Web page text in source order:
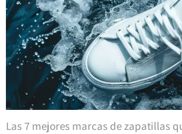
Las 7 mejores marcas de zapatillas